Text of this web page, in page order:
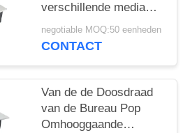
verschillende media
zet Pop
Omhooggaande
negotiable MOQ:50 eenheden
CONTACT
Van de de Doosdraad
van de Bureau Pop
Omhooggaande